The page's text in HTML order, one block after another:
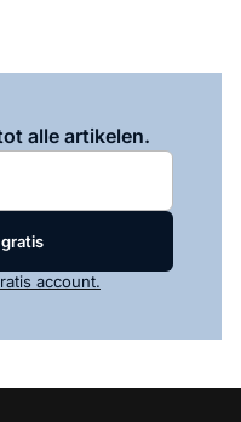
alle artikelen.
gratis
account.